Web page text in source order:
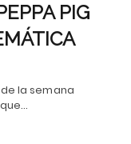
PIG
la semana